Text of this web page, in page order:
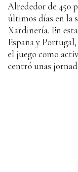
Alrededor de 450
últimos días en la
Xardinería. En
España y
el juego como
centró unas